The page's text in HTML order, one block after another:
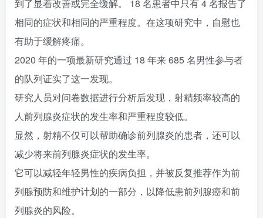
到了显着改善或完全缓解。 18 名患者中只有 4 名报告了
相同的症状和相同的严重程度。在这项研究中，自慰也
有助于缓解疼痛。
2020 年的一项最新研究通过 18 年来 685 名男性参与者
的队列证实了这一发现。
研究人员对问卷数据进行分析后发现，射精频率较高的
人前列腺炎症状的发生率和严重程度较低。
显然，射精不仅可以帮助确诊前列腺炎的患者，还可以
减少将来前列腺炎症状的发生率。
它可以减轻年轻男性的疾病负担，并被反复推荐作为前
列腺预防和维护计划的一部分，以降低患前列腺癌和前
列腺炎的风险。